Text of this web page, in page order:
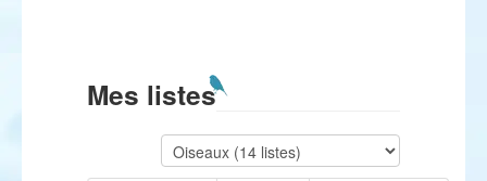
Mes listes